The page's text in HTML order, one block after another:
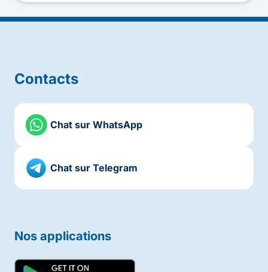
Contacts
Chat sur WhatsApp
Chat sur Telegram
Nos applications